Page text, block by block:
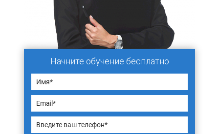
Начните обучение бесплатно